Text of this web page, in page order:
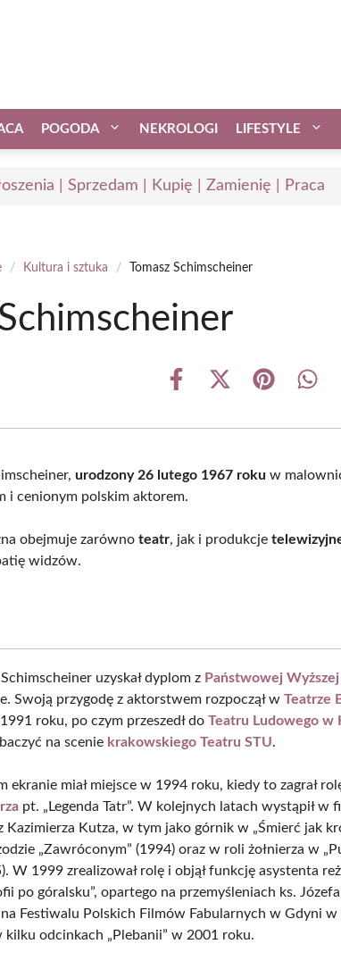
POGODA NEKROLOGI LIFESTYLE
| Sprzedam | Kupię | Zamienię | Praca
/ Kultura i sztuka / Tomasz Schimscheiner
Share
Share
(Twitter)
Share Share
urodzony 26 lutego 1967 roku w
i cenionym polskim aktorem.
obejmuje zarównoteatr, jak i produkcje
widzów.
uzyskał dyplom z Państwowej Wyższej
Swoją przygodę z aktorstwem rozpoczął wTeatrze
roku, po czym przeszedł doTeatru Ludowego w
na scenie krakowskiego Teatru STU.
ekranie miał miejsce w 1994 roku, kiedy to zagrał
pt. „Legenda Tatr”. W kolejnych latach wystąpił w
Kazimierza Kutza, w tym jako górnik w „Śmierć jak
„Zawróconym” (1994) oraz w roli żołnierza w
W 1999 zrealizował rolę i objął funkcję asystenta
po góralsku”, opartego na przemyśleniach ks.
Festiwalu Polskich Filmów Fabularnych w Gdyni
kilku odcinkach „Plebanii” w 2001 roku.